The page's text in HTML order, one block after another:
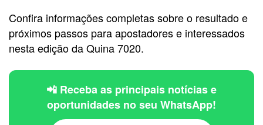
Confira informações completas sobre o resultado e
próximos passos para apostadores e interessados
nesta edição da Quina 7020.
📲 Receba as principais notícias e
oportunidades no seu WhatsApp!